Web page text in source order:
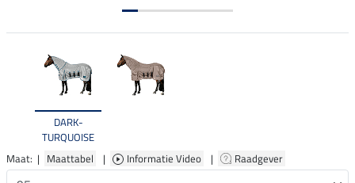
DARK-
TURQUOISE
Maat: | Maattabel | Informatie Video | Raadgever